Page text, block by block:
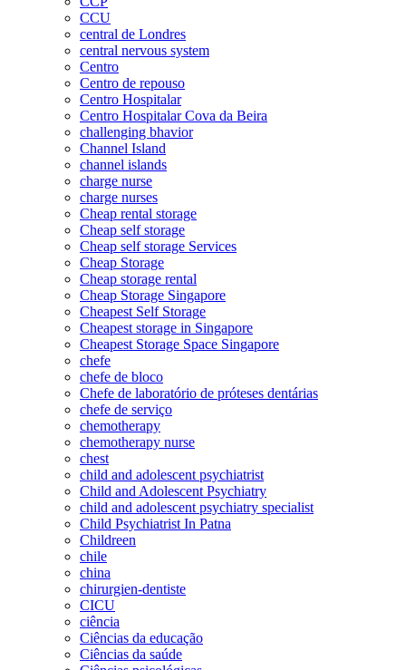
CCU
central de Londres
central nervous system
Centro
Centro de repouso
Centro Hospitalar
Centro Hospitalar Cova da Beira
challenging bhavior
Channel Island
channel islands
charge nurse
charge nurses
Cheap rental storage
Cheap self storage
Cheap self storage Services
Cheap Storage
Cheap storage rental
Cheap Storage Singapore
Cheapest Self Storage
Cheapest storage in Singapore
Cheapest Storage Space Singapore
chefe
chefe de bloco
Chefe de laboratório de próteses dentárias
chefe de serviço
chemotherapy
chemotherapy nurse
chest
child and adolescent psychiatrist
Child and Adolescent Psychiatry
child and adolescent psychiatry specialist
Child Psychiatrist In Patna
Childreen
chile
china
chirurgien-dentiste
CICU
ciência
Ciências da educação
Ciências da saúde